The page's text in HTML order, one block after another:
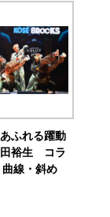
ふれる躍動
裕生 コラ
線・斜め